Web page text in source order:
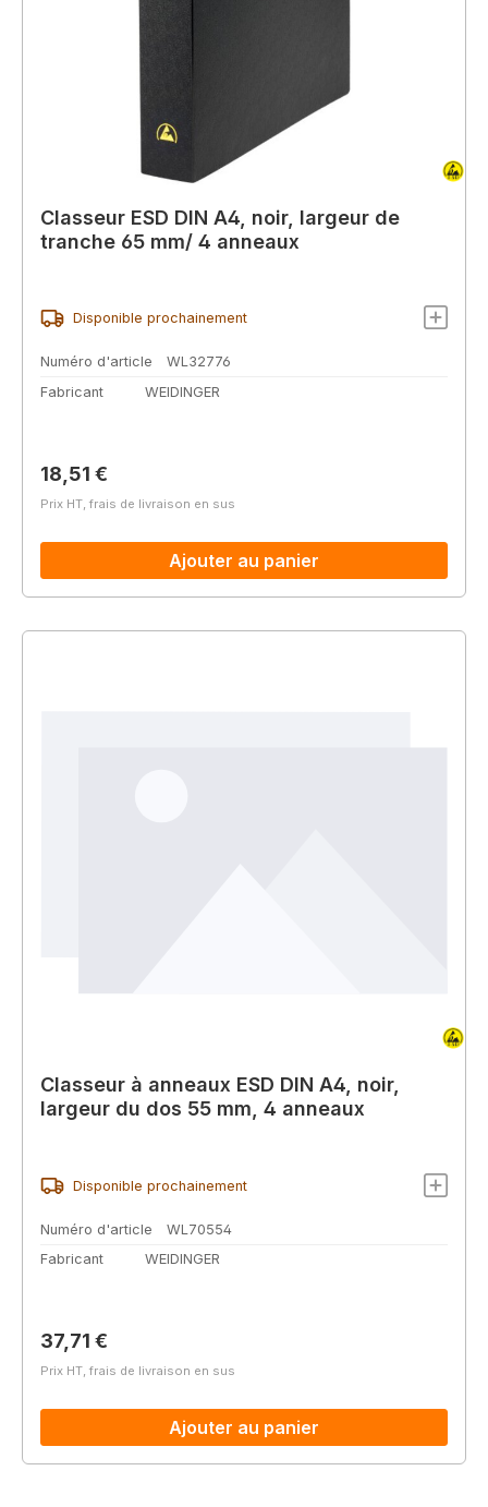
Classeur ESD DIN A4, noir, largeur de
tranche 65 mm/ 4 anneaux
Disponible prochainement
Numéro d'article
WL32776
Fabricant
WEIDINGER
Prix régulier :
18,51 €
Prix HT, frais de livraison en sus
Ajouter au panier
Classeur à anneaux ESD DIN A4, noir,
largeur du dos 55 mm, 4 anneaux
Disponible prochainement
Numéro d'article
WL70554
Fabricant
WEIDINGER
Prix régulier :
37,71 €
Prix HT, frais de livraison en sus
Ajouter au panier